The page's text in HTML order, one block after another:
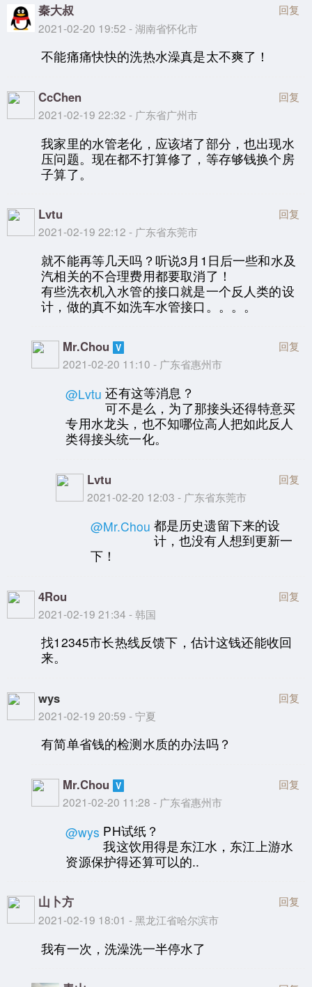
秦大叔
2021-02-20 19:52 - 湖南省怀化市
回复
不能痛痛快快的洗热水澡真是太不爽了！
CcChen
2021-02-19 22:32 - 广东省广州市
回复
我家里的水管老化，应该堵了部分，也出现水
压问题。现在都不打算修了，等存够钱换个房
子算了。
Lvtu
2021-02-19 22:12 - 广东省东莞市
回复
就不能再等几天吗？听说3月1日后一些和水及
汽相关的不合理费用都要取消了！
有些洗衣机入水管的接口就是一个反人类的设
计，做的真不如洗车水管接口。。。。
Mr.Chou
2021-02-20 11:10 - 广东省惠州市
回复
@Lvtu 还有这等消息？
可不是么，为了那接头还得特意买
专用水龙头，也不知哪位高人把如此反人
类得接头统一化。
Lvtu
2021-02-20 12:03 - 广东省东莞市
回复
@Mr.Chou 都是历史遗留下来的设
计，也没有人想到更新一
下！
4Rou
2021-02-19 21:34 - 韩国
回复
找12345市长热线反馈下，估计这钱还能收回
来。
wys
2021-02-19 20:59 - 宁夏
回复
有简单省钱的检测水质的办法吗？
Mr.Chou
2021-02-20 11:28 - 广东省惠州市
回复
@wys PH试纸？
我这饮用得是东江水，东江上游水
资源保护得还算可以的..
山卜方
2021-02-19 18:01 - 黑龙江省哈尔滨市
回复
我有一次，洗澡洗一半停水了